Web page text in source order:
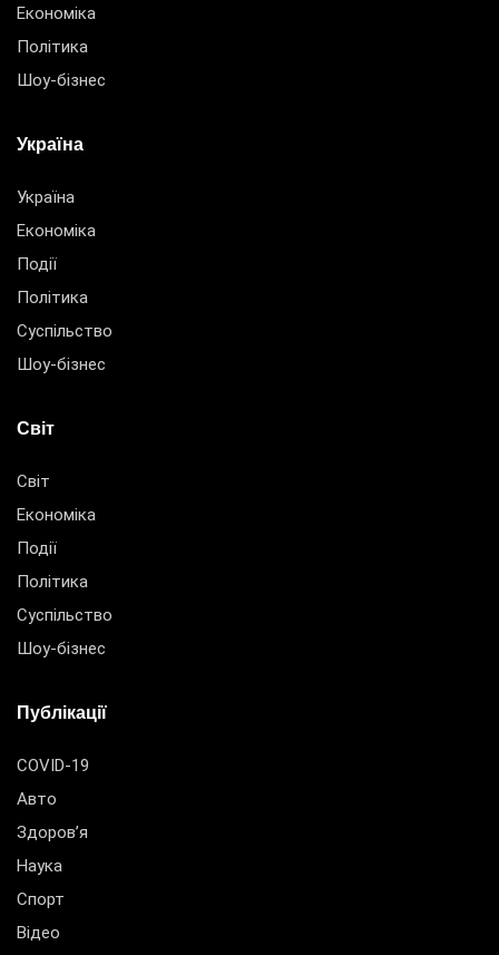
Економіка
Політика
Шоу-бізнес
Україна
Україна
Економіка
Події
Політика
Суспільство
Шоу-бізнес
Світ
Світ
Економіка
Події
Політика
Суспільство
Шоу-бізнес
Публікації
COVID-19
Авто
Здоров’я
Наука
Спорт
Відео